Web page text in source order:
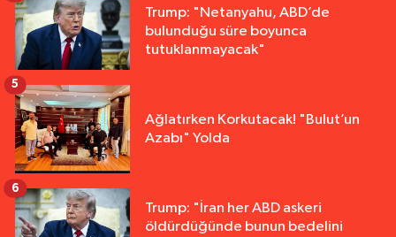
Trump: "Netanyahu, ABD’de
bulunduğu süre boyunca
tutuklanmayacak"
Ağlatırken Korkutacak! "Bulut’un
Azabı" Yolda
5
Trump: "İran her ABD askeri
öldürdüğünde bunun bedelini
6